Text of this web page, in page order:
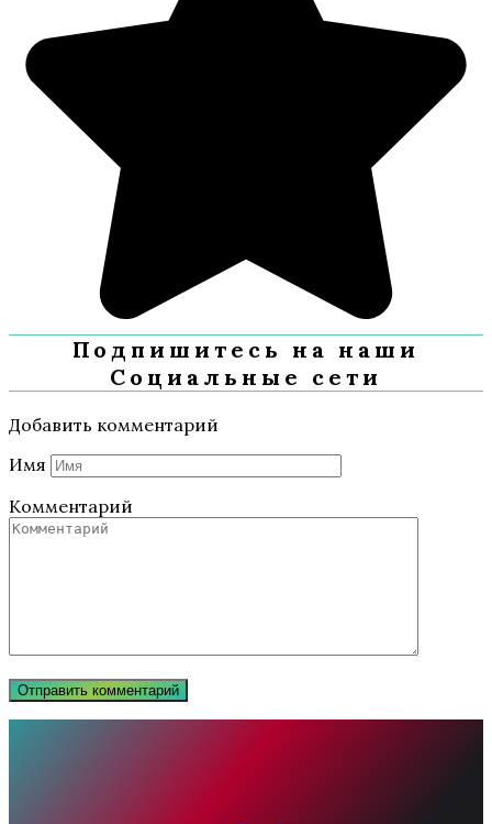
Подпишитесь на наши
Социальные сети
Добавить комментарий
Имя
Комментарий